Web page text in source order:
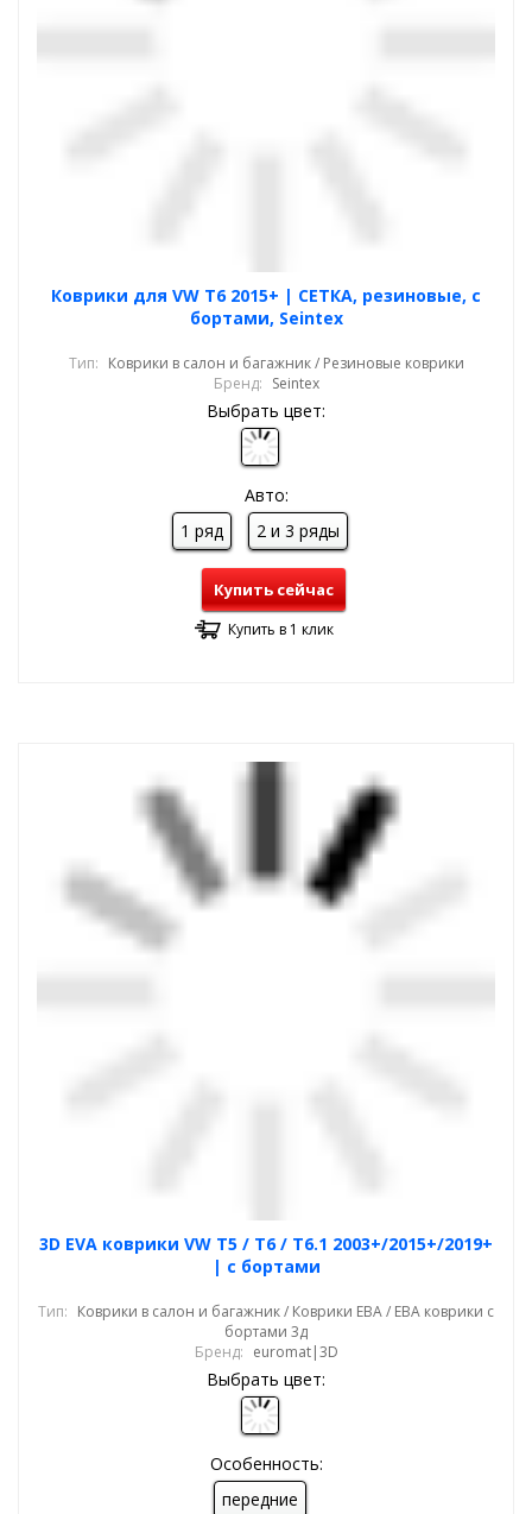
Коврики для VW T6 2015+ | СЕТКА, резиновые, с
бортами, Seintex
Тип: Коврики в салон и багажник / Резиновые коврики
Бренд: Seintex
Выбрать цвет:
Авто:
1 ряд
2 и 3 ряды
Купить сейчас
Купить в 1 клик
3D EVA коврики VW T5 / T6 / T6.1 2003+/2015+/2019+
| с бортами
Тип: Коврики в салон и багажник / Коврики ЕВА / ЕВА коврики с
бортами 3д
Бренд: euromat|3D
Выбрать цвет:
Особенность:
передние